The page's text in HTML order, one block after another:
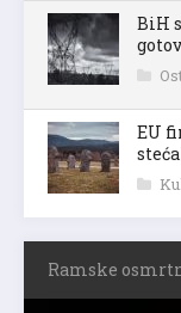
BiH
EU
Ramske